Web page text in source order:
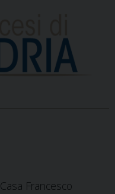
Casa Francesco